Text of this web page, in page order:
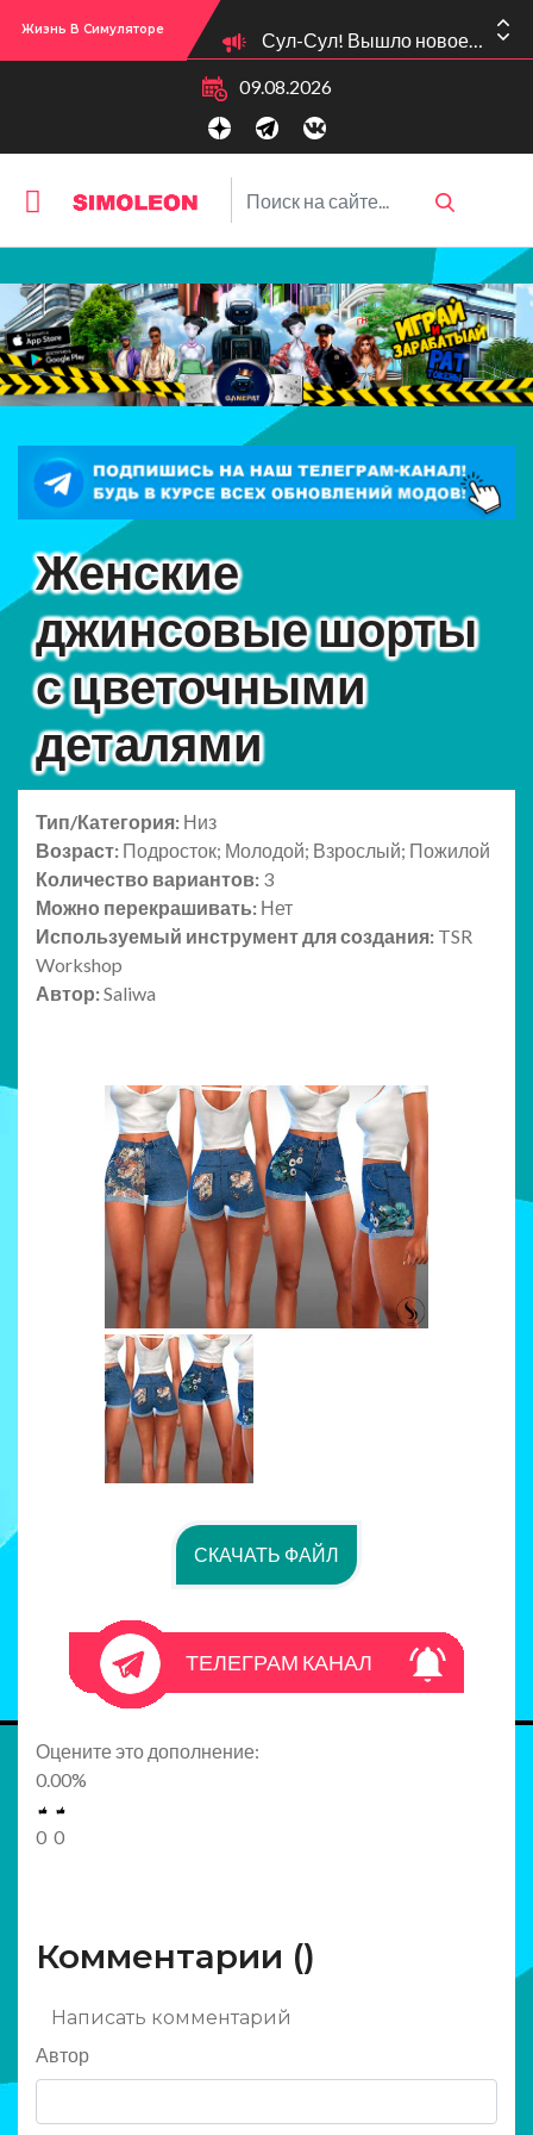
Жизнь В Симуляторе Сул-Сул! Вышло новое обновлении версии игры: 1.119.96.1030 (ПК)! 1.119.96.1230 (Mac)! 2.22 (ИП)!
09.08.2026
Женские
джинсовые шорты
с цветочными
деталями
Тип/Категория: Низ
Возраст: Подросток; Молодой; Взрослый; Пожилой
Количество вариантов: 3
Можно перекрашивать: Нет
Используемый инструмент для создания: TSR
Workshop
Автор:Saliwa
СКАЧАТЬ ФАЙЛ
ТЕЛЕГРАМ КАНАЛ
Оцените это дополнение:
0.00%
0 0
Комментарии ()
Написать комментарий
Автор